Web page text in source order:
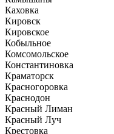
Каховка
Кировск
Кировское
Кобыльное
Комсомольское
Константиновка
Краматорск
Красногоровка
Краснодон
Красный Лиман
Красный Луч
Крестовка